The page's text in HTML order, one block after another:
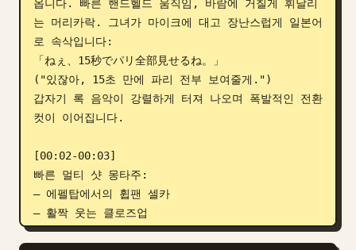
옵니다. 빠른 핸드헬드 움직임, 바람에 거칠게 휘날리
는 머리카락. 그녀가 마이크에 대고 장난스럽게 일본어
로 속삭입니다:
「ねぇ、15秒でパリ全部見せるね。」
("있잖아, 15초 만에 파리 전부 보여줄게.")
갑자기 록 음악이 강렬하게 터져 나오며 폭발적인 전환
컷이 이어집니다.
[00:02-00:03]
빠른 멀티 샷 몽타주:
— 에펠탑에서의 휩팬 셀카
— 활짝 웃는 클로즈업
— 센 강변에서의 빠른 회전 전환